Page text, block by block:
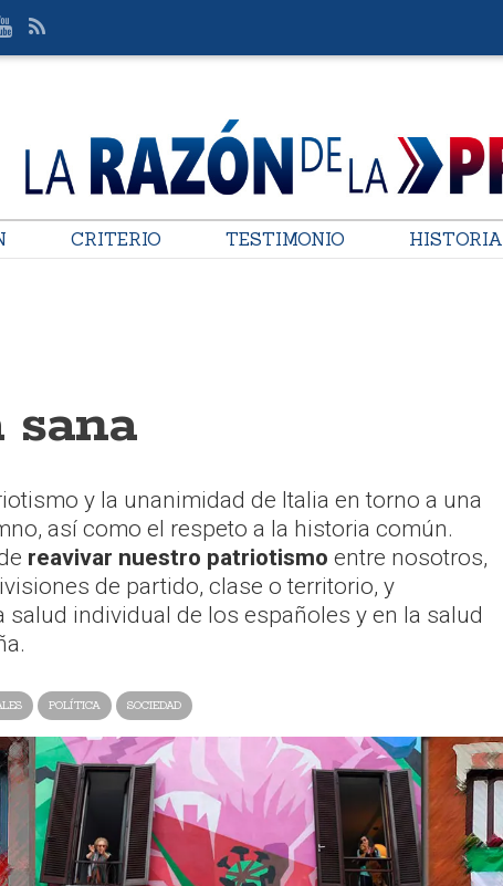
CRITERIO TESTIMONIO HISTORIA
sana
y la unanimidad de Italia en torno a una
así como el respeto a la historia común.
reavivar nuestro patriotismo entre nosotros,
de partido, clase o territorio, y
salud individual de los españoles y en la salud
POLÍTICA SOCIEDAD